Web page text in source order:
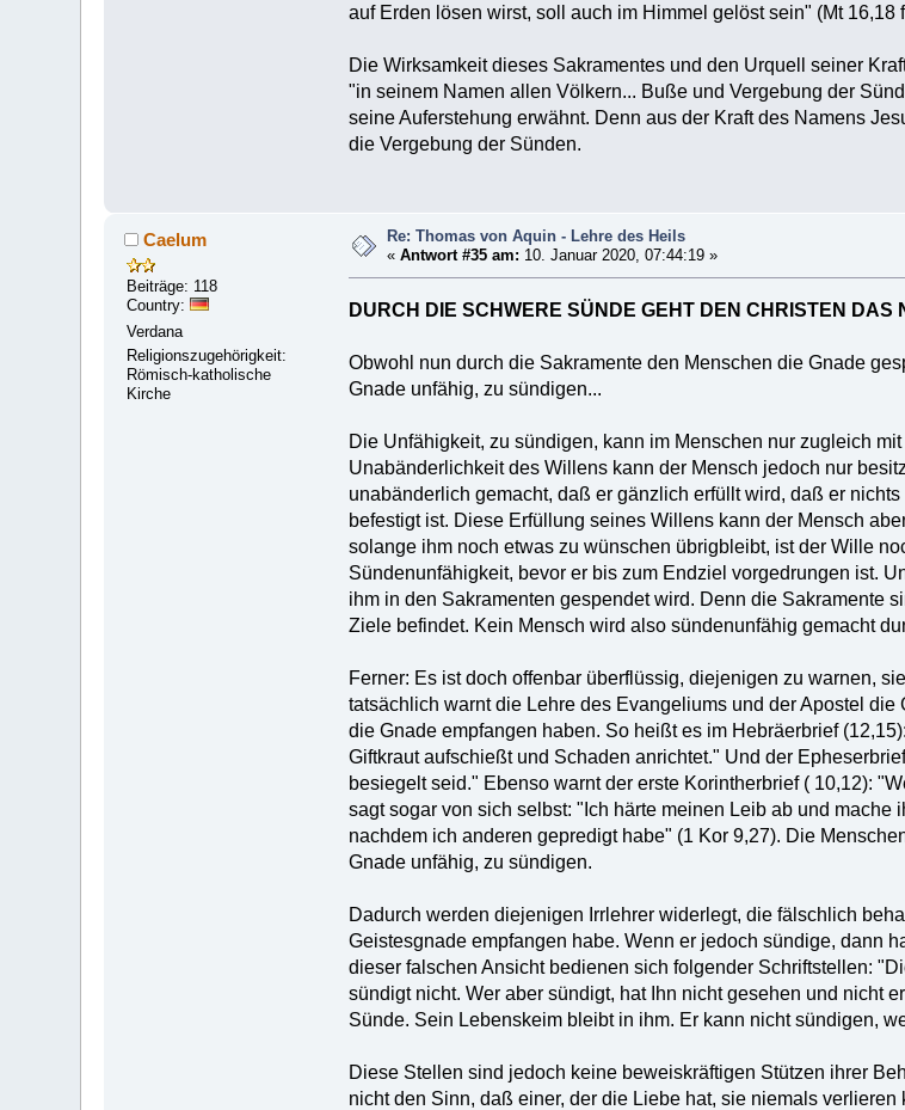
auf Erden lösen wirst, soll auch im Himmel gelöst sein" (Mt 16,18
Die Wirksamkeit dieses Sakramentes und den Urquell seiner
"in seinem Namen allen Völkern... Buße und Vergebung der
seine Auferstehung erwähnt. Denn aus der Kraft des Namens
die Vergebung der Sünden.
Caelum
Beiträge: 118
Country:
Verdana
Religionszugehörigkeit:
Römisch-katholische
Kirche
Re: Thomas von Aquin - Lehre des Heils
«Antwort #35 am: 10. Januar 2020, 07:44:19 »
DURCH DIE SCHWERE SÜNDE GEHT DEN CHRISTEN DAS
Obwohl nun durch die Sakramente den Menschen die Gnade
Gnade unfähig, zu sündigen...
Die Unfähigkeit, zu sündigen, kann im Menschen nur zugleich
Unabänderlichkeit des Willens kann der Mensch jedoch nur
unabänderlich gemacht, daß er gänzlich erfüllt wird, daß er
befestigt ist. Diese Erfüllung seines Willens kann der Mensch
solange ihm noch etwas zu wünschen übrigbleibt, ist der Wille
Sündenunfähigkeit, bevor er bis zum Endziel vorgedrungen ist.
ihm in den Sakramenten gespendet wird. Denn die Sakramente
Ziele befindet. Kein Mensch wird also sündenunfähig gemacht
Ferner: Es ist doch offenbar überflüssig, diejenigen zu warnen,
tatsächlich warnt die Lehre des Evangeliums und der Apostel
die Gnade empfangen haben. So heißt es im Hebräerbrief
Giftkraut aufschießt und Schaden anrichtet." Und der
besiegelt seid." Ebenso warnt der erste Korintherbrief ( 10,12):
sagt sogar von sich selbst: "Ich härte meinen Leib ab und
nachdem ich anderen gepredigt habe" (1 Kor 9,27). Die
Gnade unfähig, zu sündigen.
Dadurch werden diejenigen Irrlehrer widerlegt, die fälschlich
Geistesgnade empfangen habe. Wenn er jedoch sündige, dann
dieser falschen Ansicht bedienen sich folgender Schriftstellen:
sündigt nicht. Wer aber sündigt, hat Ihn nicht gesehen und nicht
Sünde. Sein Lebenskeim bleibt in ihm. Er kann nicht sündigen,
Diese Stellen sind jedoch keine beweiskräftigen Stützen ihrer
nicht den Sinn, daß einer, der die Liebe hat, sie niemals